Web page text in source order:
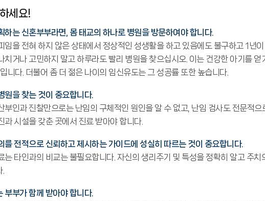
세요!
하는 신혼부부라면, 몸 태교의 하나로 병원을 방문하여야 합니다.
임을 전혀 하지 않은 상태에서 정상적인 성생활을 하고 있음에도 불구하고 1년
치거나 고민하지 말고 하루라도 빨리 병원을 찾으십시오. 이는 건강한 아기를
니다. 더불어 좀 더 젊은 나이의 임신유도는 그 성공률 또한 높습니다.
원을 찾는 것이 중요합니다.
부인과 진찰만으로는 난임의 구체적인 원인을 알 수 없고, 난임 검사도 전문적
과 시설을 갖춘 곳에서 진료 받아야 합니다.
를 전적으로 신뢰하고 제시하는 가이드에 성실히 따르는 것이 중요합니다.
는 타인과의 비교는 불필요합니다. 자신의 생리주기 및 특성을 정확히 알고 주
부부가 함께 받아야 합니다.